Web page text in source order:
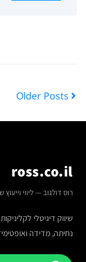
ross.co.il
רוס דולגוב — ליווי
שיווק דיגיטלי
נחיתה, מדידה